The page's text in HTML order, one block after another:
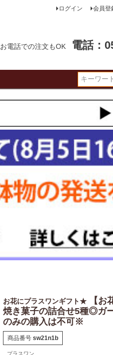
ログイン 会員登
お電話での注文もOK 電話：
お花にプラスワンギフト★
【お
焼き菓子の詰合せ5種◎ガ
のみの購入は不可※
商品番号 sw21n1b
プラスワン